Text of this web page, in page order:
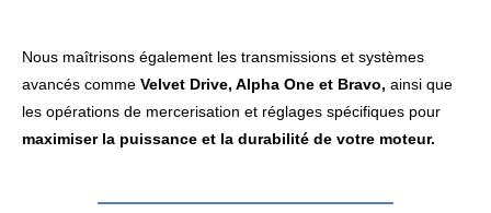
Nous maîtrisons également les transmissions et systèmes
avancés comme Velvet Drive, Alpha One et Bravo, ainsi que
les opérations de mercerisation et réglages spécifiques pour
maximiser la puissance et la durabilité de votre moteur.